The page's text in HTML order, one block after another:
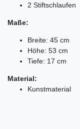
2 Stiftschlaufen
Maße:
Breite: 45 cm
Höhe: 53 cm
Tiefe: 17 cm
Material:
Kunstmaterial